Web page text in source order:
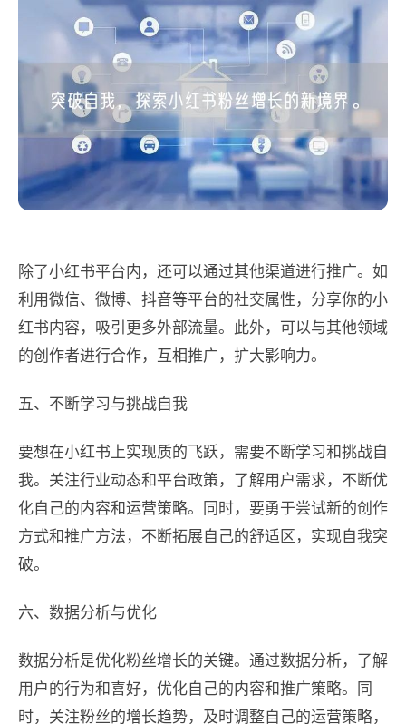
除了小红书平台内，还可以通过其他渠道进行推广。如
利用微信、微博、抖音等平台的社交属性，分享你的小
红书内容，吸引更多外部流量。此外，可以与其他领域
的创作者进行合作，互相推广，扩大影响力。
五、不断学习与挑战自我
要想在小红书上实现质的飞跃，需要不断学习和挑战自
我。关注行业动态和平台政策，了解用户需求，不断优
化自己的内容和运营策略。同时，要勇于尝试新的创作
方式和推广方法，不断拓展自己的舒适区，实现自我突
破。
六、数据分析与优化
数据分析是优化粉丝增长的关键。通过数据分析，了解
用户的行为和喜好，优化自己的内容和推广策略。同
时，关注粉丝的增长趋势，及时调整自己的运营策略，